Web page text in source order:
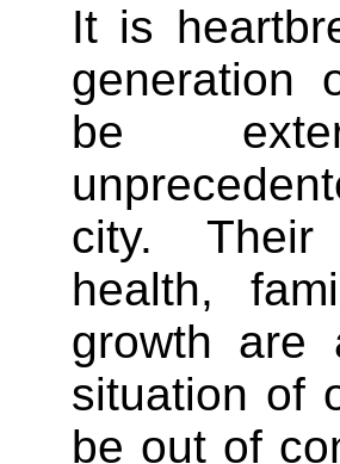
It is
generation
be
city. Their
health,
growth
situation of
be out of